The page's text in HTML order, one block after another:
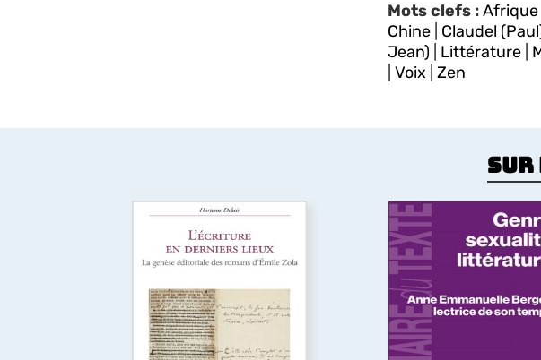
Mots clefs :Afrique|
Chine| Claudel
Jean)
Littérature|
Voix Zen
Sur
L’Écriture en derniers
lieux
l’impression de l’ouvrage
relance l’écriture au lieu d’y
mettre un terme. Cet
Genre, sexualité,
littérature
Théories féministes
queers, psychanalyse,
déconstruction,
décoloniale, politiques
traduction, pédagogies